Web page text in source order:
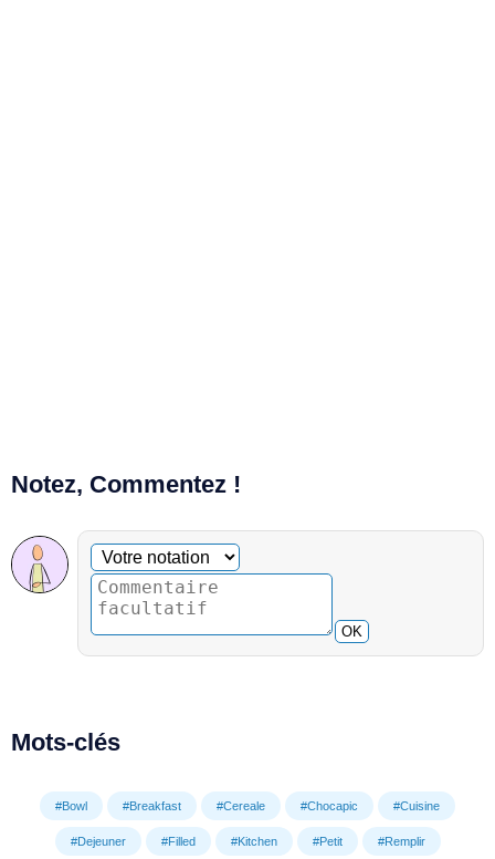
Notez, Commentez !
Commentaire facultatif
Votre notation
OK
Mots-clés
#Bowl #Breakfast #Cereale #Chocapic #Cuisine
#Dejeuner #Filled #Kitchen #Petit #Remplir